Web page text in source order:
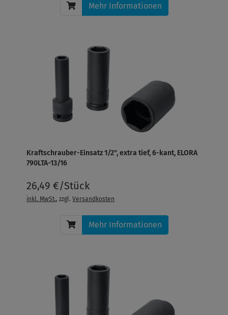
Mehr Informationen
Kraftschrauber-Einsatz 1/2", extra tief, 6-kant, ELORA
790LTA-13/16
26,49 €/Stück
inkl. MwSt., zzgl.Versandkosten
Mehr Informationen